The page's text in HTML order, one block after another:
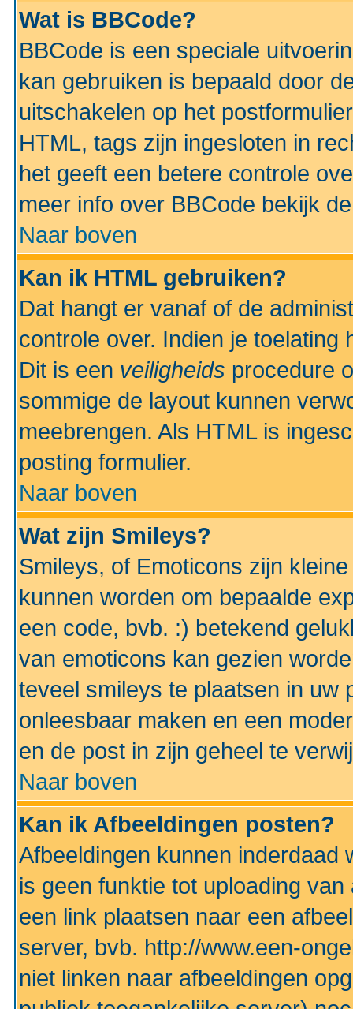
Wat is BBCode?
BBCode is een speciale
kan gebruiken is bepaald door
uitschakelen op het
HTML, tags zijn ingesloten in
het geeft een betere controle
meer info over BBCode bekijk
Naar boven
Kan ik HTML gebruiken?
Dat hangt er vanaf of de
controle over. Indien je
Dit is een veiligheids procedure
sommige de layout kunnen
meebrengen. Als HTML is
posting formulier.
Naar boven
Wat zijn Smileys?
Smileys, of Emoticons zijn
kunnen worden om bepaalde
een code, bvb. :) betekend
van emoticons kan gezien
teveel smileys te plaatsen in uw
onleesbaar maken en een
en de post in zijn geheel te
Naar boven
Kan ik Afbeeldingen posten?
Afbeeldingen kunnen inderdaad
is geen funktie tot uploading
een link plaatsen naar een
server, bvb. http://www.een-
niet linken naar afbeeldingen